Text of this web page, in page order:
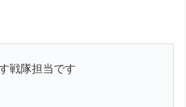
戦隊担当です